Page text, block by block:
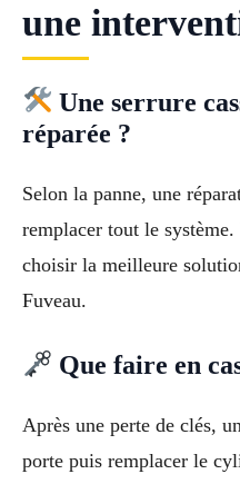
une
Une serrure
réparée ?
Selon la panne, une
remplacer tout le
choisir la meilleure
Fuveau.
Que faire en
Après une perte de clés,
porte puis remplacer le